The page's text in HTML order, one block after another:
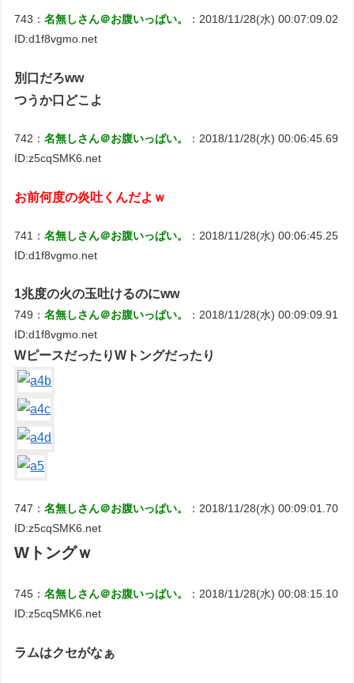
743：名無しさん＠お腹いっぱい。
：2018/11/28(水) 00:07:09.02
ID:d1f8vgmo.net
別口だろww
つうか口どこよ
742：名無しさん＠お腹いっぱい。
：2018/11/28(水) 00:06:45.69
ID:z5cqSMK6.net
お前何度の炎吐くんだよｗ
741：名無しさん＠お腹いっぱい。
：2018/11/28(水) 00:06:45.25
ID:d1f8vgmo.net
1兆度の火の玉吐けるのにww
749：名無しさん＠お腹いっぱい。
：2018/11/28(水) 00:09:09.91
ID:d1f8vgmo.net
WピースだったりWトングだったり
747：名無しさん＠お腹いっぱい。
：2018/11/28(水) 00:09:01.70
ID:z5cqSMK6.net
Wトングｗ
745：名無しさん＠お腹いっぱい。
：2018/11/28(水) 00:08:15.10
ID:z5cqSMK6.net
ラムはクセがなぁ